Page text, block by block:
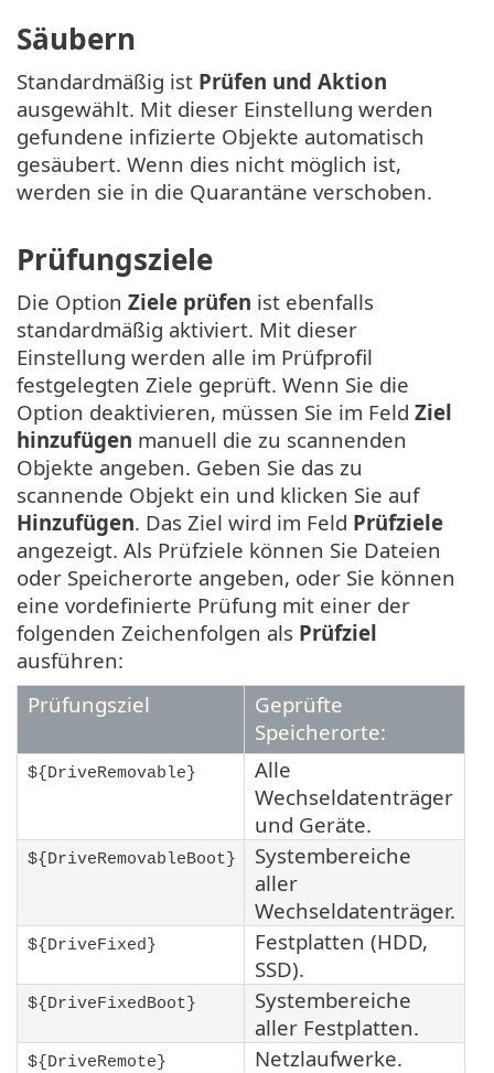
Säubern
Standardmäßig ist Prüfen und Aktion
ausgewählt. Mit dieser Einstellung werden
gefundene infizierte Objekte automatisch
gesäubert. Wenn dies nicht möglich ist,
werden sie in die Quarantäne verschoben.
Prüfungsziele
Die Option Ziele prüfen ist ebenfalls
standardmäßig aktiviert. Mit dieser
Einstellung werden alle im Prüfprofil
festgelegten Ziele geprüft. Wenn Sie die
Option deaktivieren, müssen Sie im Feld Ziel
hinzufügen manuell die zu scannenden
Objekte angeben. Geben Sie das zu
scannende Objekt ein und klicken Sie auf
Hinzufügen. Das Ziel wird im Feld Prüfziele
angezeigt. Als Prüfziele können Sie Dateien
oder Speicherorte angeben, oder Sie können
eine vordefinierte Prüfung mit einer der
folgenden Zeichenfolgen als Prüfziel
ausführen:
Prüfungsziel
Geprüfte
Speicherorte:
${DriveRemovable}
Alle
Wechseldatenträger
und Geräte.
${DriveRemovableBoot}
Systembereiche
aller
Wechseldatenträger.
${DriveFixed}
Festplatten (HDD,
SSD).
${DriveFixedBoot}
Systembereiche
aller Festplatten.
${DriveRemote} Netzlaufwerke.